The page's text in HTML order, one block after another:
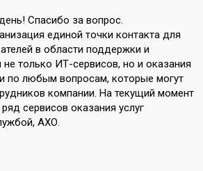
Спасибо за вопрос.
единой точки контакта для
в области поддержки и
не только ИТ-сервисов, но и оказания
по любым вопросам, которые могут
компании. На текущий момент
сервисов оказания услуг
АХО.